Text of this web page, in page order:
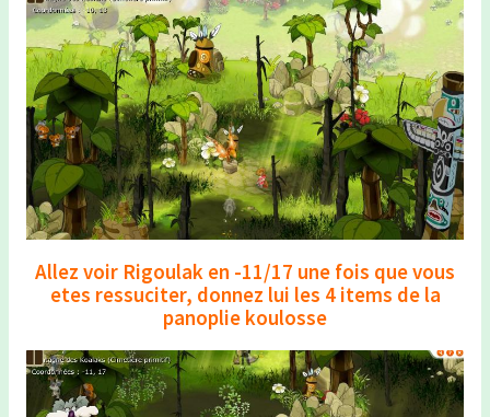
Allez voir Rigoulak en -11/17 une fois que vous
etes ressuciter, donnez lui les 4 items de la
panoplie koulosse